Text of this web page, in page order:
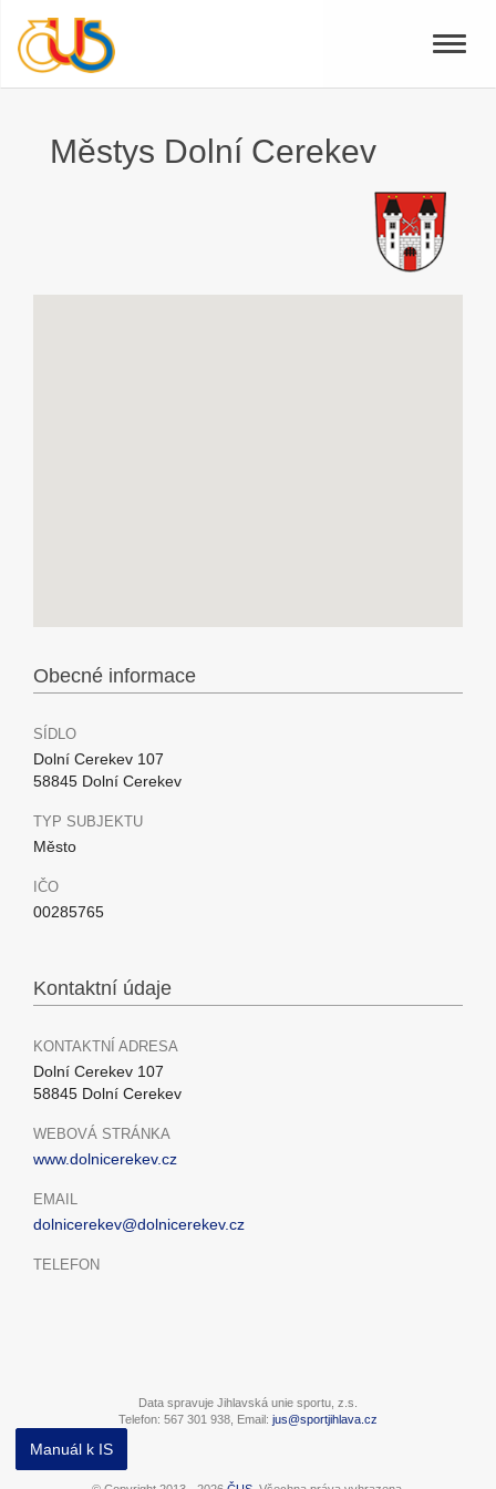
Toggle
Městys Dolní Cerekev
Obecné informace
SÍDLO
Dolní Cerekev 107
58845 Dolní Cerekev
TYP SUBJEKTU
Město
IČO
00285765
Kontaktní údaje
KONTAKTNÍ ADRESA
Dolní Cerekev 107
58845 Dolní Cerekev
WEBOVÁ STRÁNKA
www.dolnicerekev.cz
EMAIL
dolnicerekev@dolnicerekev.cz
TELEFON
Data spravuje Jihlavská unie sportu, z.s.
Telefon: 567 301 938, Email: jus@sportjihlava.cz
Manuál k IS